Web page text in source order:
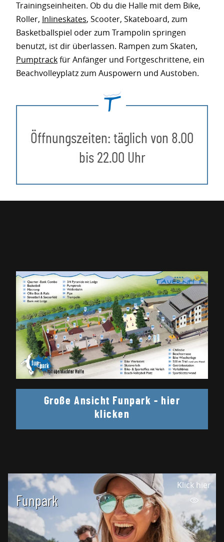
Trainingseinheiten. Ob du die Halle mit dem Bike,
Roller, Inlineskates, Scooter, Skateboard, zum
Basketballspiel oder zum Trampolin springen
benutzt, ist dir überlassen. Rampen zum Skaten,
Pumptrackfür Anfänger und Fortgeschrittene, ein
Beachvolleyplatz zum Auspowern und Austoben.
Öffnungszeiten: täglich von 8.00
bis 22.00 Uhr
Große Ansicht Funpark - hier
klicken
Klick hier
Funpark